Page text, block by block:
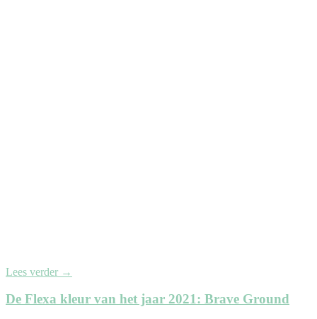
Lees verder →
De Flexa kleur van het jaar 2021: Brave Ground